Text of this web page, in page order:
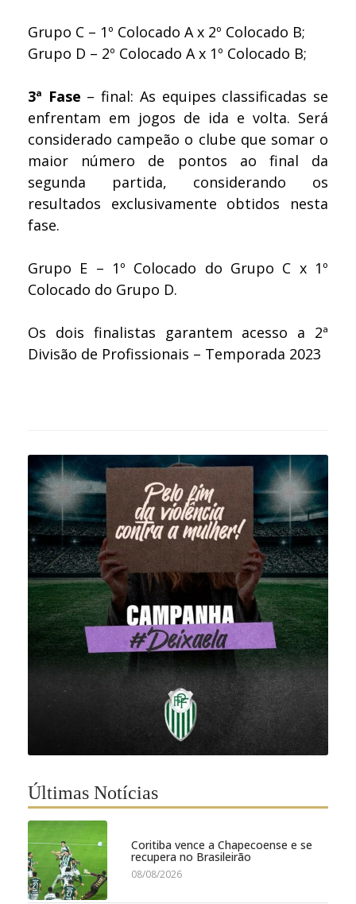
Grupo C – 1º Colocado A x 2º Colocado B;
Grupo D – 2º Colocado A x 1º Colocado B;
3ª Fase – final: As equipes classificadas se
enfrentam em jogos de ida e volta. Será
considerado campeão o clube que somar o
maior número de pontos ao final da
segunda partida, considerando os
resultados exclusivamente obtidos nesta
fase.
Grupo E – 1º Colocado do Grupo C x 1º
Colocado do Grupo D.
Os dois finalistas garantem acesso a 2ª
Divisão de Profissionais – Temporada 2023
Últimas Notícias
Coritiba vence a Chapecoense e se
recupera no Brasileirão
08/08/2026